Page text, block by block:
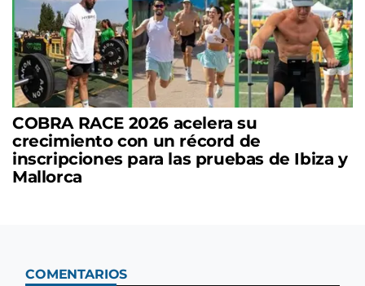
COBRA RACE 2026 acelera su
crecimiento con un récord de
inscripciones para las pruebas de Ibiza y
Mallorca
COMENTARIOS